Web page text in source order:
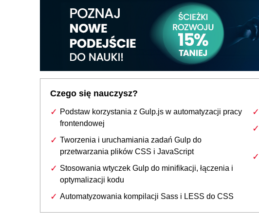
Czego się nauczysz?
Podstaw korzystania z Gulp.js w automatyzacji pracy
frontendowej
Tworzenia i uruchamiania zadań Gulp do
przetwarzania plików CSS i JavaScript
Stosowania wtyczek Gulp do minifikacji, łączenia i
optymalizacji kodu
Automatyzowania kompilacji Sass i LESS do CSS